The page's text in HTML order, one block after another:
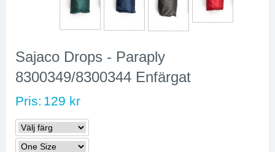
Sajaco Drops - Paraply
8300349/8300344 Enfärgat
Pris: 129 kr